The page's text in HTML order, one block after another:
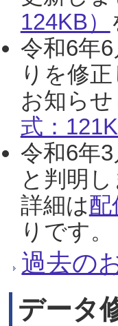
124KB）
令和6年
りを修
お知ら
式：
令和6年
と判明
詳細は配
りです。
過去の
データ